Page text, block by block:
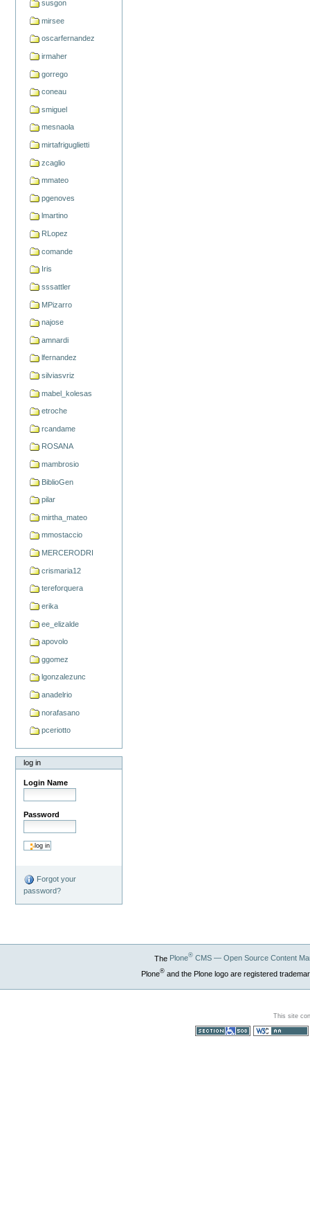
susgon
mirsee
oscarfernandez
irmaher
gorrego
coneau
smiguel
mesnaola
mirtafriguglietti
zcaglio
mmateo
pgenoves
lmartino
RLopez
comande
Iris
sssattler
MPizarro
najose
amnardi
lfernandez
silviasvriz
mabel_kolesas
etroche
rcandame
ROSANA
mambrosio
BiblioGen
pilar
mirtha_mateo
mmostaccio
MERCERODRI
crismaria12
tereforquera
erika
ee_elizalde
apovolo
ggomez
lgonzalezunc
anadelrio
norafasano
pceriotto
log in
Login Name
Password
Forgot your
password?
The Plone®CMS — Open Source Content
Plone®and the Plone logo are registered
This site